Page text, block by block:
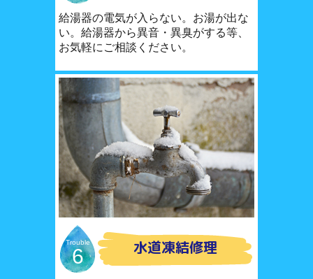
給湯器の電気が入らない。お湯が出な
い。給湯器から異音・異臭がする等、
お気軽にご相談ください。
Trouble
6 水道凍結修理